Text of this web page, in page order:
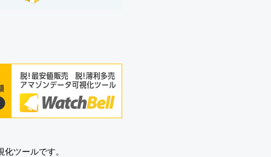
ツールです。